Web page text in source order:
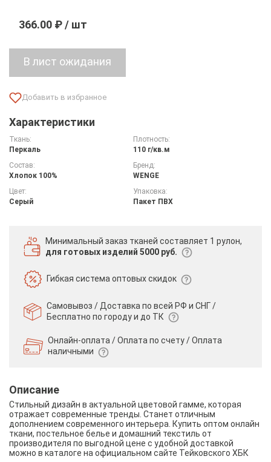
366.00 ₽ / шт
Характеристики
Ткань:
Перкаль
Плотность:
110 г/кв.м
Состав:
Хлопок 100%
Бренд:
WENGE
Цвет:
Серый
Упаковка:
Пакет ПВХ
Минимальный заказ тканей составляет 1 рулон,
для готовых изделий 5000 руб.
Гибкая системаоптовых скидок
Самовывоз / Доставка по всей РФ и СНГ /
Бесплатно по городу и до ТК
Онлайн-оплата / Оплата по счету /Оплата
наличными
Описание
Стильный дизайн в актуальной цветовой гамме, которая
отражает современные тренды. Станет отличным
дополнением современного интерьера. Купить оптом онлайн
ткани, постельное белье и домашний текстиль от
производителя по выгодной цене с удобной доставкой
можно в каталоге на официальном сайте Тейковского ХБК